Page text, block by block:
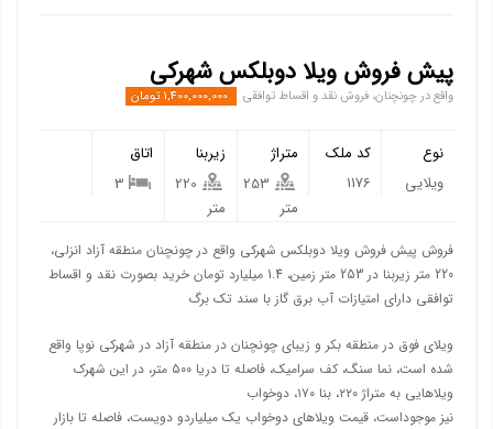
پیش فروش ویلا دوبلکس شهرکی
واقع در چونچنان، فروش نقد و اقساط توافقی
نوع
ویلایی
کد ملک
1176
متراژ
253
متر
زیربنا
220
متر
اتاق
3
فروش پیش فروش ویلا دوبلکس شهرکی واقع در چونچنان منطقه آزاد انزلی،
220 متر زیربنا در 253 متر زمین، 1.4 میلیارد تومان خرید بصورت نقد و اقساط
توافقی دارای امتیازات آب برق گاز با سند تک برگ
ویلای فوق در منطقه بکر و زیبای چونچنان در منطقه آزاد در شهرکی نوپا واقع
شده است، نما سنگ، کف سرامیک، فاصله تا دریا ۵۰۰ متر، در این شهرک
ویلاهایی به متراژ ۲۲۰، بنا ۱۷۰، دوخواب
نیز موجوداست، قیمت ویلاهای دوخواب یک میلیاردو دویست، فاصله تا بازار